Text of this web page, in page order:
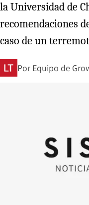
la Universidad de
recomendaciones
caso de un
Por Equipo de